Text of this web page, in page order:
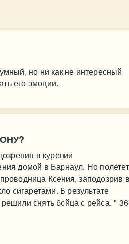
но ни как не интересный
его эмоции.
в курении
домой в Барнаул. Но
Ксения, заподозрив в
сигаретами. В результате
снять бойца с рейса. "